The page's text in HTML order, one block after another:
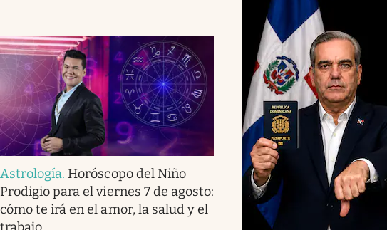
Astrología. Horóscopo del Niño
Prodigio para el viernes 7 de agosto:
cómo te irá en el amor, la salud y el